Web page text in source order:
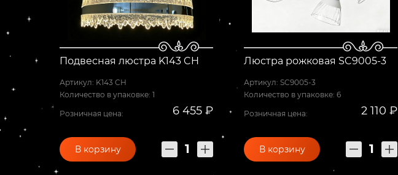
Подвесная люстра K143 CH
Артикул: K143 CH
Количество в упаковке: 1
Розничная цена: 6 455 ₽
В корзину
Люстра рожковая SC9005-3
Артикул: SC9005-3
Количество в упаковке: 6
Розничная цена: 2 110 ₽
В корзину